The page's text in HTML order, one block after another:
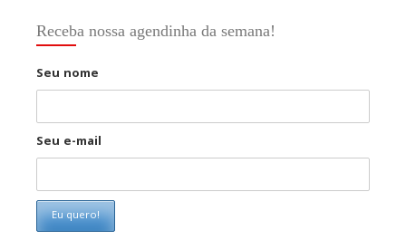
Receba nossa agendinha da semana!
Seu nome
Seu e-mail